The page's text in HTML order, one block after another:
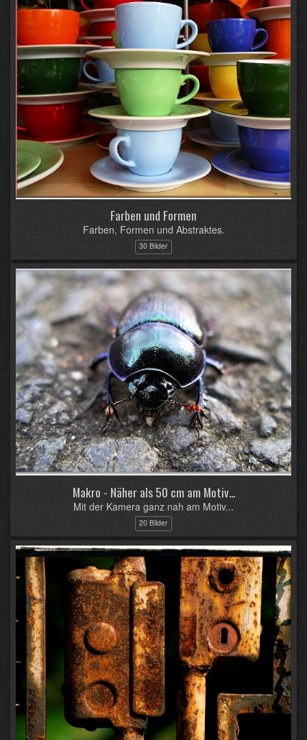
Farben und Formen
Farben, Formen und Abstraktes.
30 Bilder
Makro - Näher als 50 cm am Motiv...
Mit der Kamera ganz nah am Motiv...
20 Bilder